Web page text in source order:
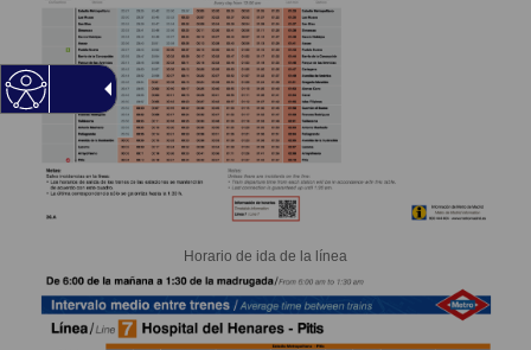
Horario de ida de la línea